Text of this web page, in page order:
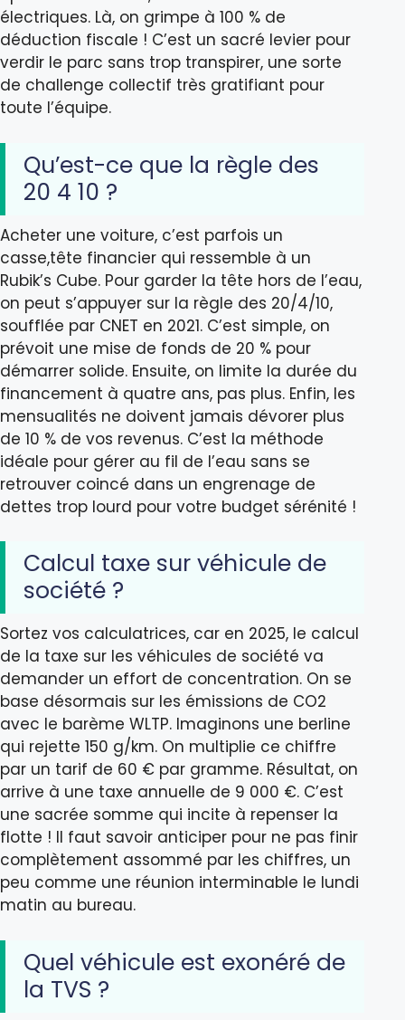
électriques. Là, on grimpe à 100 % de
déduction fiscale ! C’est un sacré levier pour
verdir le parc sans trop transpirer, une sorte
de challenge collectif très gratifiant pour
toute l’équipe.
Qu’est-ce que la règle des
20 4 10 ?
Acheter une voiture, c’est parfois un
casse,tête financier qui ressemble à un
Rubik’s Cube. Pour garder la tête hors de l’eau,
on peut s’appuyer sur la règle des 20/4/10,
soufflée par CNET en 2021. C’est simple, on
prévoit une mise de fonds de 20 % pour
démarrer solide. Ensuite, on limite la durée du
financement à quatre ans, pas plus. Enfin, les
mensualités ne doivent jamais dévorer plus
de 10 % de vos revenus. C’est la méthode
idéale pour gérer au fil de l’eau sans se
retrouver coincé dans un engrenage de
dettes trop lourd pour votre budget sérénité !
Calcul taxe sur véhicule de
société ?
Sortez vos calculatrices, car en 2025, le calcul
de la taxe sur les véhicules de société va
demander un effort de concentration. On se
base désormais sur les émissions de CO2
avec le barème WLTP. Imaginons une berline
qui rejette 150 g/km. On multiplie ce chiffre
par un tarif de 60 € par gramme. Résultat, on
arrive à une taxe annuelle de 9 000 €. C’est
une sacrée somme qui incite à repenser la
flotte ! Il faut savoir anticiper pour ne pas finir
complètement assommé par les chiffres, un
peu comme une réunion interminable le lundi
matin au bureau.
Quel véhicule est exonéré de
la TVS ?